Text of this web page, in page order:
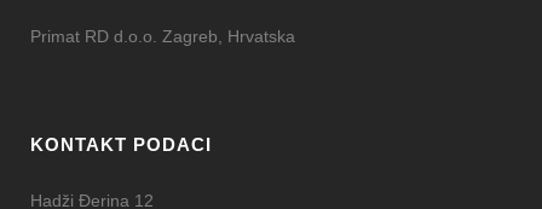
Primat RD d.o.o. Zagreb, Hrvatska
KONTAKT PODACI
Hadži Đerina 12